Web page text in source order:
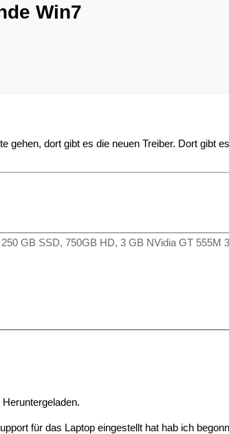
Win7
gehen, dort gibt es die neuen Treiber. Dort gibt
GB SSD, 750GB HD, 3 GB NVidia GT
für das Laptop eingestellt hat hab ich